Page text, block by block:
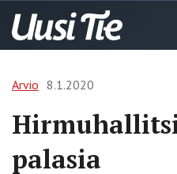
Arvio 8.1.2020
palasia